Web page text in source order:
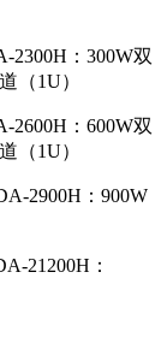
：300W双
（1U）
：600W双
（1U）
2900H：900W
21200H：